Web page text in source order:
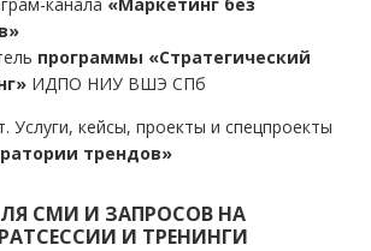
программы «Стратегический
ИДПО НИУ ВШЭ СПб
Услуги, кейсы, проекты и спецпроекты
трендов»
СМИ И ЗАПРОСОВ НА
И ТРЕНИНГИ